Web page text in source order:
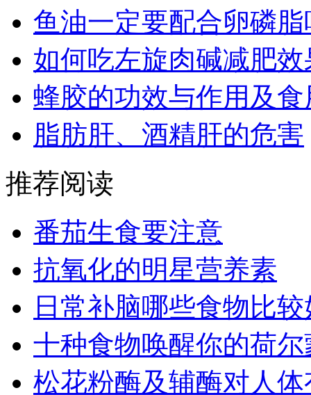
鱼油一定要配合卵磷脂
如何吃左旋肉碱减肥
蜂胶的功效与作用及
脂肪肝、酒精肝的危害
推荐阅读
番茄生食要注意
抗氧化的明星营养素
日常补脑哪些食物比
十种食物唤醒你的荷尔
松花粉酶及辅酶对人